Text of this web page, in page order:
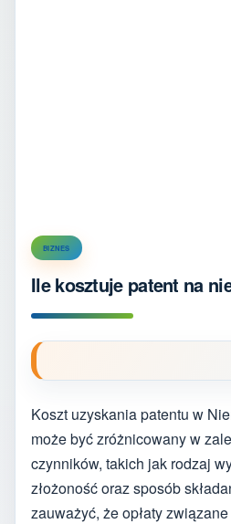
BIZNES
Ile kosztuje patent na
Koszt uzyskania patentu w
może być zróżnicowany w
czynników, takich jak rodzaj
złożoność oraz sposób
zauważyć, że opłaty